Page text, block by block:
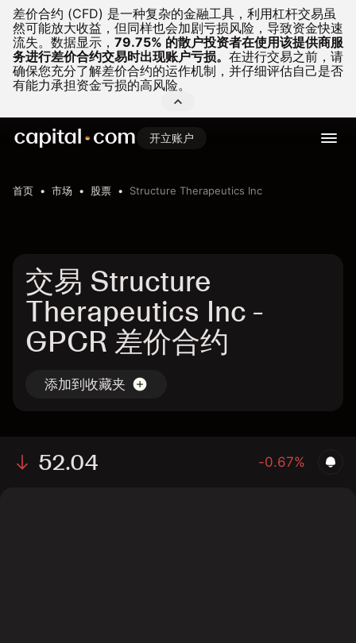
差价合约 (CFD) 是一种复杂的金融工具，利用杠杆交易虽
然可能放大收益，但同样也会加剧亏损风险，导致资金快速
流失。 数据显示， 79.75% 的散户投资者在使用该提供商服
务进行差价合约交易时出现账户亏损。 在进行交易之前，请
确保您充分了解差价合约的运作机制，并仔细评估自己是否
有能力承担资金亏损的高风险。
开立账户
首页 市场 股票 Structure Therapeutics Inc
交易 Structure
Therapeutics Inc -
GPCR 差价合约
添加到收藏夹
52.04 -0.67%